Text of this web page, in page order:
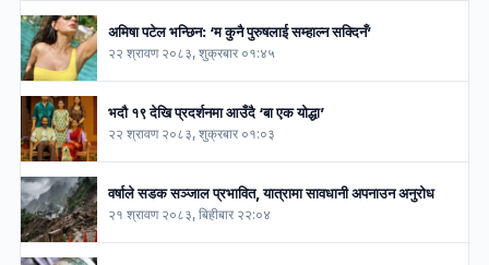
अमिषा पटेल भन्छिन: ‘म कुनै पुरुषलाई सम्हाल्न सक्दिनँ’
२२ श्रावण २०८३, शुक्रबार ०१:४५
भदौ १९ देखि प्रदर्शनमा आउँदै ‘बा एक योद्धा’
२२ श्रावण २०८३, शुक्रबार ०१:०३
वर्षाले सडक सञ्जाल प्रभावित, यात्रामा सावधानी अपनाउन अनुरोध
२१ श्रावण २०८३, बिहीबार २२:०४